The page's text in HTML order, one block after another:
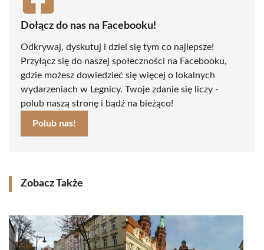
Dołącz do nas na Facebooku!
Odkrywaj, dyskutuj i dziel się tym co najlepsze!
Przyłącz się do naszej społeczności na Facebooku,
gdzie możesz dowiedzieć się więcej o lokalnych
wydarzeniach w Legnicy. Twoje zdanie się liczy -
polub naszą stronę i bądź na bieżąco!
Polub nas!
Zobacz Także